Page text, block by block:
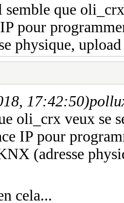
que
pour
physique,
17:42:50)
oli_crx veux se
IP pour
(adresse
cela...